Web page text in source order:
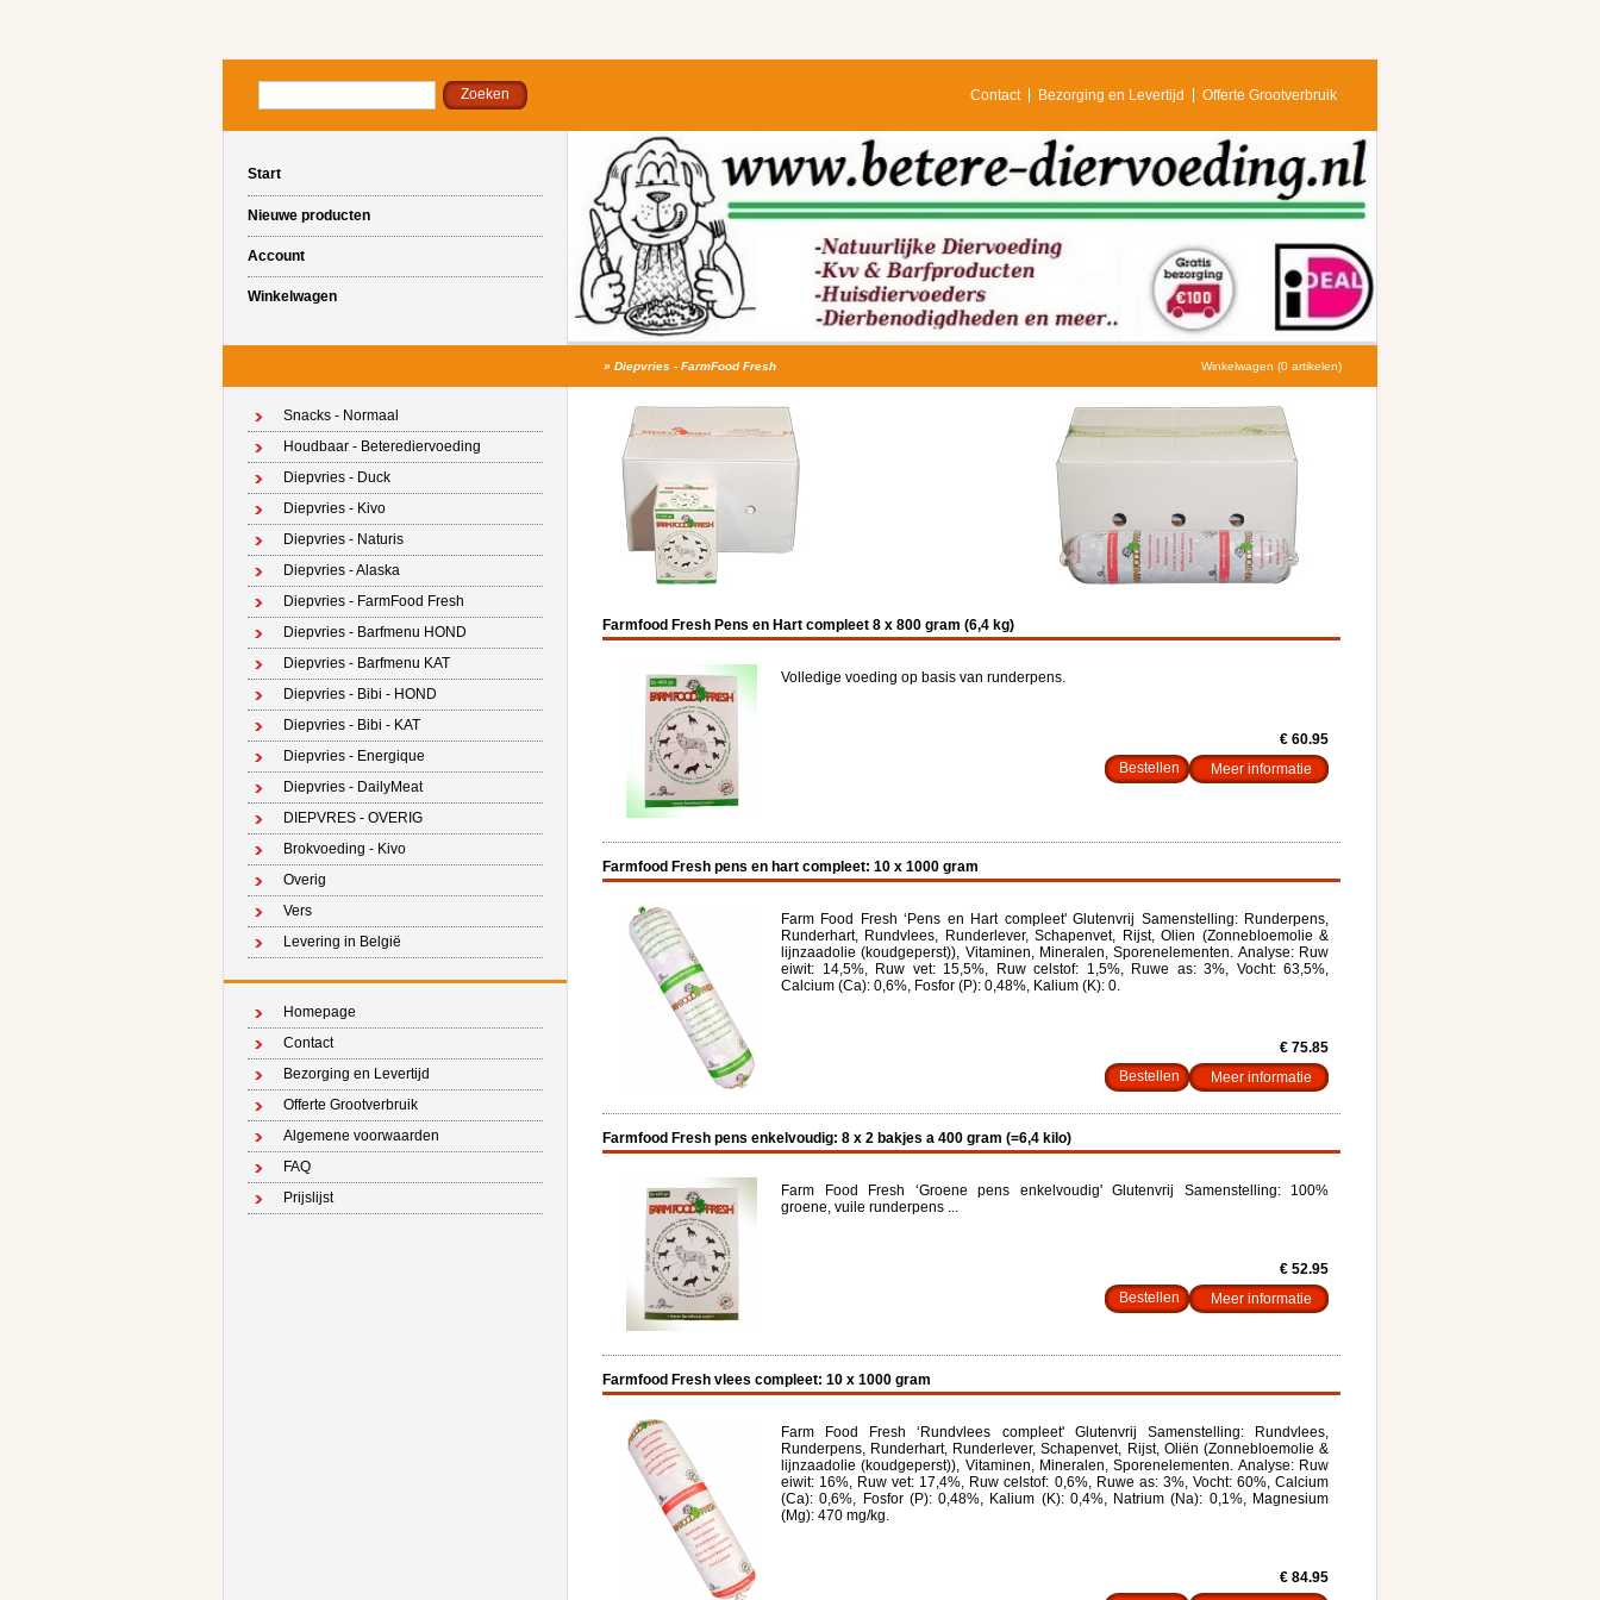
Contact Bezorging en Levertijd Offerte Grootverbruik
Start
Nieuwe producten
Account
Winkelwagen
» Diepvries - FarmFood Fresh Winkelwagen (0 artikelen)
Snacks - Normaal
Houdbaar - Beterediervoeding
Diepvries - Duck
Diepvries - Kivo
Diepvries - Naturis
Diepvries - Alaska
Diepvries - FarmFood Fresh
Diepvries - Barfmenu HOND
Diepvries - Barfmenu KAT
Diepvries - Bibi - HOND
Diepvries - Bibi - KAT
Diepvries - Energique
Diepvries - DailyMeat
DIEPVRES - OVERIG
Brokvoeding - Kivo
Overig
Vers
Levering in België
Homepage
Contact
Bezorging en Levertijd
Offerte Grootverbruik
Algemene voorwaarden
FAQ
Prijslijst
Farmfood Fresh Pens en Hart compleet 8 x 800 gram (6,4 kg)
Volledige voeding op basis van runderpens.
€ 60.95
Meer informatie
Farmfood Fresh pens en hart compleet: 10 x 1000 gram
Farm Food Fresh ‘Pens en Hart compleet' Glutenvrij Samenstelling: Runderpens,
Runderhart, Rundvlees, Runderlever, Schapenvet, Rijst, Olien (Zonnebloemolie &
lijnzaadolie (koudgeperst)), Vitaminen, Mineralen, Sporenelementen. Analyse: Ruw
eiwit: 14,5%, Ruw vet: 15,5%, Ruw celstof: 1,5%, Ruwe as: 3%, Vocht: 63,5%,
Calcium (Ca): 0,6%, Fosfor (P): 0,48%, Kalium (K): 0.
€ 75.85
Meer informatie
Farmfood Fresh pens enkelvoudig: 8 x 2 bakjes a 400 gram (=6,4 kilo)
Farm Food Fresh ‘Groene pens enkelvoudig' Glutenvrij Samenstelling: 100%
groene, vuile runderpens ...
€ 52.95
Meer informatie
Farmfood Fresh vlees compleet: 10 x 1000 gram
Farm Food Fresh ‘Rundvlees compleet' Glutenvrij Samenstelling: Rundvlees,
Runderpens, Runderhart, Runderlever, Schapenvet, Rijst, Oliën (Zonnebloemolie &
lijnzaadolie (koudgeperst)), Vitaminen, Mineralen, Sporenelementen. Analyse: Ruw
eiwit: 16%, Ruw vet: 17,4%, Ruw celstof: 0,6%, Ruwe as: 3%, Vocht: 60%, Calcium
(Ca): 0,6%, Fosfor (P): 0,48%, Kalium (K): 0,4%, Natrium (Na): 0,1%, Magnesium
(Mg): 470 mg/kg.
€ 84.95